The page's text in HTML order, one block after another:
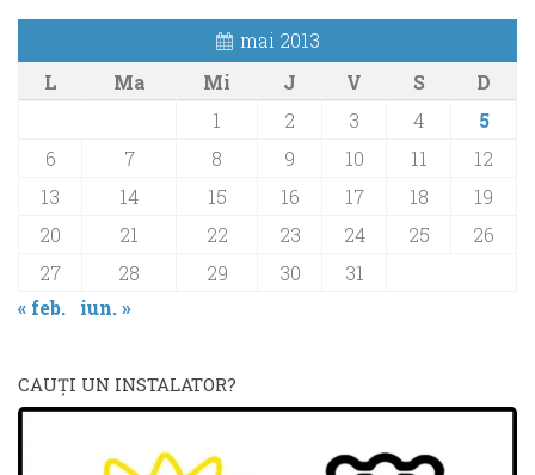
mai 2013
L
Ma Mi J V S
D
1
2 3 4
5
6
7 8 9 10 11
12
13
14 15 16 17 18
19
20
21 22 23 24 25
26
27
28 29 30
31
« feb.
iun. »
CAUŢI UN INSTALATOR?